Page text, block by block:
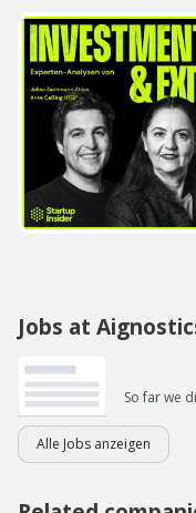
Jobs at
So far we
Alle Jobs anzeigen